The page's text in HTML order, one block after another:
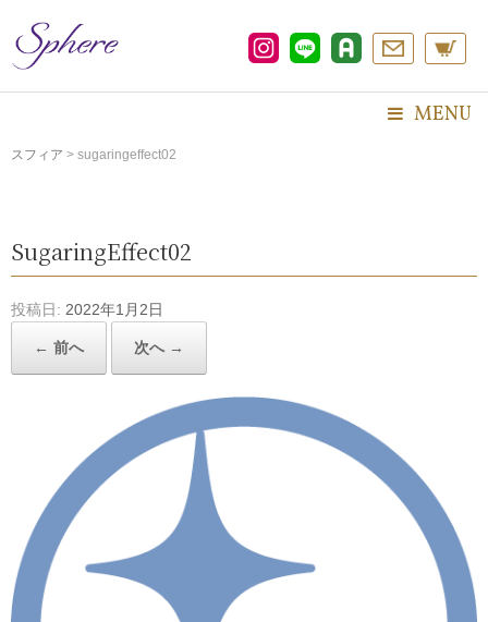
テ
ス
MENU
スフィア > sugaringeffect02
SugaringEffect02
投稿日: 2022年1月2日
← 前へ 次へ →